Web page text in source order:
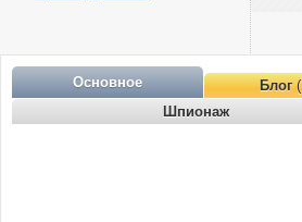
Основное Блог
Шпионаж